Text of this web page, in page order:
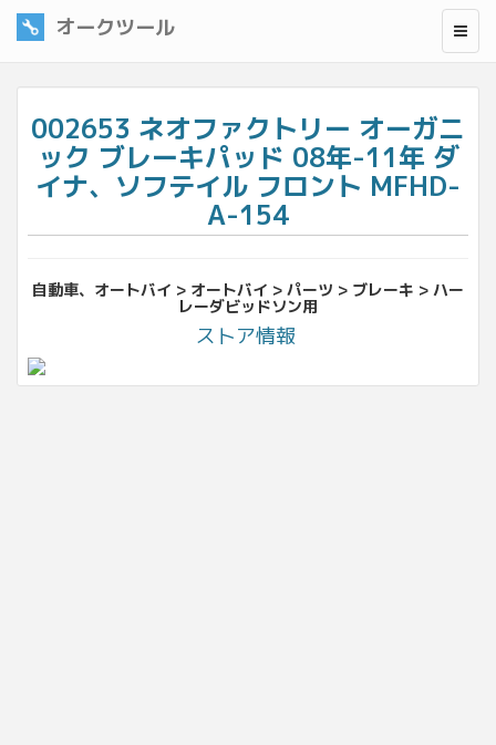
オークツール
002653 ネオファクトリー オーガニ
ック ブレーキパッド 08年-11年 ダ
イナ、ソフテイル フロント MFHD-
A-154
自動車、オートバイ > オートバイ > パーツ > ブレーキ > ハー
レーダビッドソン用
ストア情報